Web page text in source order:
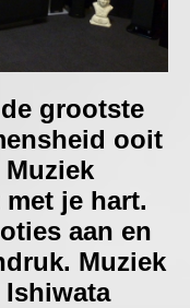
grootste
ooit
je hart.
aan en
Muziek